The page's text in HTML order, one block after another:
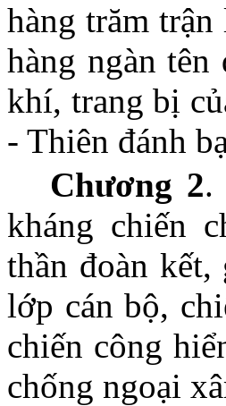
hàng trăm
hàng ngàn
khí, trang bị
- Thiên đánh
Chương 2.
kháng chiến
thần đoàn
lớp cán bộ,
chiến công
chống ngoại